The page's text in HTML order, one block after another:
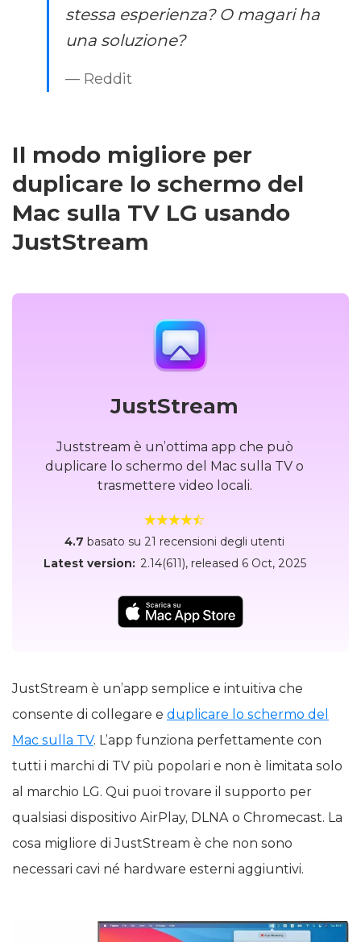
stessa esperienza? O magari ha
una soluzione?
— Reddit
Il modo migliore per
duplicare lo schermo del
Mac sulla TV LG usando
JustStream
JustStream
Juststream è un’ottima app che può
duplicare lo schermo del Mac sulla TV o
trasmettere video locali.
4.7 basato su 21 recensioni degli utenti
Latest version: 2.14(611), released 6 Oct, 2025
JustStream è un’app semplice e intuitiva che
consente di collegare e duplicare lo schermo del
Mac sulla TV. L’app funziona perfettamente con
tutti i marchi di TV più popolari e non è limitata solo
al marchio LG. Qui puoi trovare il supporto per
qualsiasi dispositivo AirPlay, DLNA o Chromecast. La
cosa migliore di JustStream è che non sono
necessari cavi né hardware esterni aggiuntivi.